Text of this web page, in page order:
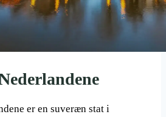
er en suveræn stat i